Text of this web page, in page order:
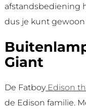
afstandsbediening
dus je kunt
Giant
De FatboyEdison
de Edison familie.